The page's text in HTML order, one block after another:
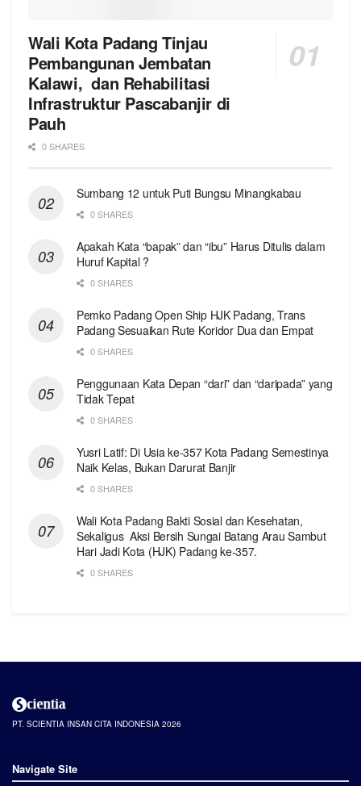
Wali Kota Padang Tinjau
Pembangunan Jembatan
Kalawi, dan Rehabilitasi
Infrastruktur Pascabanjir di
Pauh
0 SHARES
Sumbang 12 untuk Puti Bungsu Minangkabau
0 SHARES
Apakah Kata “bapak” dan “ibu” Harus Ditulis dalam
Huruf Kapital ?
0 SHARES
Pemko Padang Open Ship HJK Padang, Trans
Padang Sesuaikan Rute Koridor Dua dan Empat
0 SHARES
Penggunaan Kata Depan “dari” dan “daripada” yang
Tidak Tepat
0 SHARES
Yusri Latif: Di Usia ke-357 Kota Padang Semestinya
Naik Kelas, Bukan Darurat Banjir
0 SHARES
Wali Kota Padang Bakti Sosial dan Kesehatan,
Sekaligus Aksi Bersih Sungai Batang Arau Sambut
Hari Jadi Kota (HJK) Padang ke-357.
0 SHARES
PT. SCIENTIA INSAN CITA INDONESIA 2026
Navigate Site